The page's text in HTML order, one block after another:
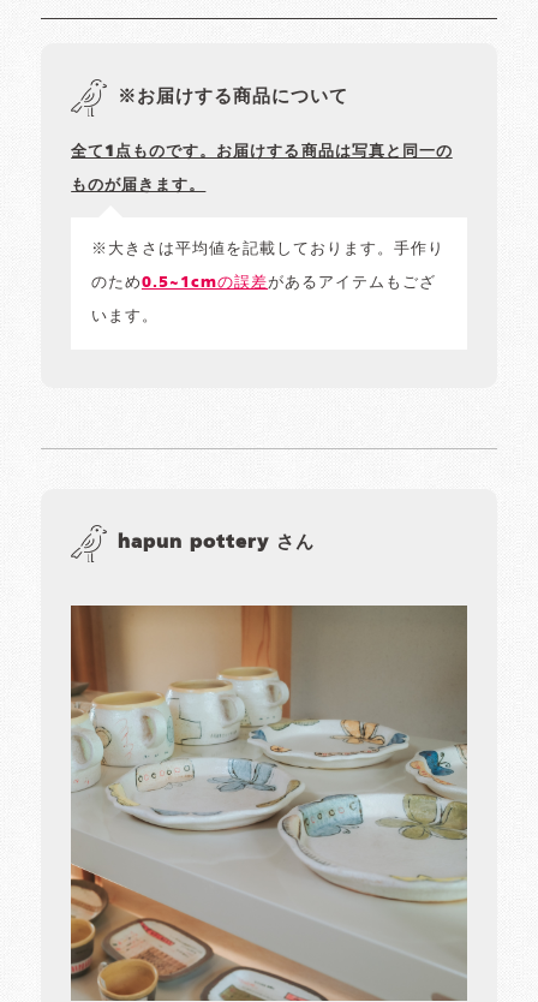
※お届けする商品について
全て1点ものです。お届けする商品は写真と同一の
ものが届きます。
※大きさは平均値を記載しております。手作り
のため0.5~1cmの誤差があるアイテムもござ
います。
hapun pottery さん